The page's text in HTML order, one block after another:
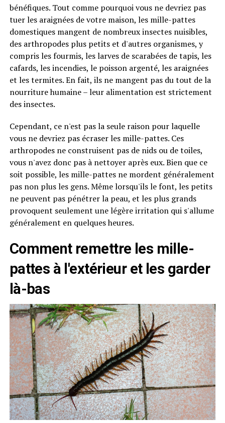
bénéfiques. Tout comme pourquoi vous ne devriez pas
tuer les araignées de votre maison, les mille-pattes
domestiques mangent de nombreux insectes nuisibles,
des arthropodes plus petits et d'autres organismes, y
compris les fourmis, les larves de scarabées de tapis, les
cafards, les incendies, le poisson argenté, les araignées
et les termites. En fait, ils ne mangent pas du tout de la
nourriture humaine – leur alimentation est strictement
des insectes.
Cependant, ce n'est pas la seule raison pour laquelle
vous ne devriez pas écraser les mille-pattes. Ces
arthropodes ne construisent pas de nids ou de toiles,
vous n'avez donc pas à nettoyer après eux. Bien que ce
soit possible, les mille-pattes ne mordent généralement
pas non plus les gens. Même lorsqu'ils le font, les petits
ne peuvent pas pénétrer la peau, et les plus grands
provoquent seulement une légère irritation qui s'allume
généralement en quelques heures.
Comment remettre les mille-
pattes à l'extérieur et les garder
là-bas